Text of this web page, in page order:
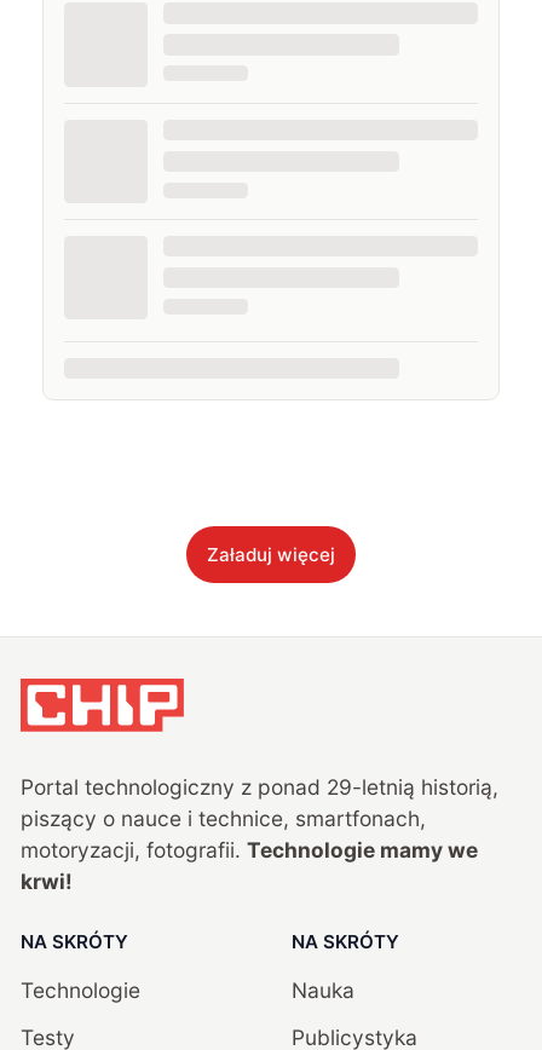
Załaduj więcej
Portal technologiczny z ponad 29-letnią historią,
piszący o nauce i technice, smartfonach,
motoryzacji, fotografii. Technologie mamy we
krwi!
NA SKRÓTY
Technologie
Testy
NA SKRÓTY
Nauka
Publicystyka